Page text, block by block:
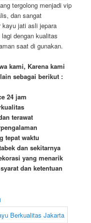
tergolong menjadi vip
dan sangat
kayu jati asli jepara
dengan kualitas
saat di gunakan.
kami, Karena kami
sebagai berikut :
24 jam
terawat
tepat waktu
dan sekitarnya
yang menarik
dan ketentuan